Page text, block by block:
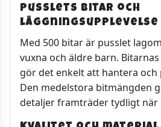
Pusslets bitar och
läggningsupplevelse
Med 500 bitar är pusslet
vuxna och äldre barn.
gör det enkelt att hantera och
Den medelstora bitmängden
detaljer framträder tydligt när